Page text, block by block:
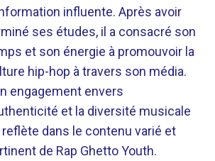
influente. Après avoir
ses études, il a consacré son
et son énergie à promouvoir la
hip-hop à travers son média.
engagement envers
et la diversité musicale
reflète dans le contenu varié et
de Rap Ghetto Youth.